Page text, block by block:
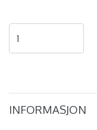
INFORMASJON